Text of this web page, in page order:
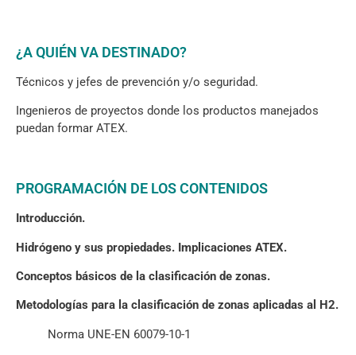
¿A QUIÉN VA DESTINADO?
Técnicos y jefes de prevención y/o seguridad.
Ingenieros de proyectos donde los productos manejados
puedan formar ATEX.
PROGRAMACIÓN DE LOS CONTENIDOS
Introducción.
Hidrógeno y sus propiedades. Implicaciones ATEX.
Conceptos básicos de la clasificación de zonas.
Metodologías para la clasificación de zonas aplicadas al H2.
Norma UNE-EN 60079-10-1